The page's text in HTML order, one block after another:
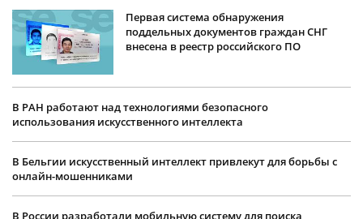
Первая система обнаружения
поддельных документов граждан СНГ
внесена в реестр российского ПО
В РАН работают над технологиями безопасного
использования искусственного интеллекта
В Бельгии искусственный интеллект привлекут для борьбы с
онлайн-мошенниками